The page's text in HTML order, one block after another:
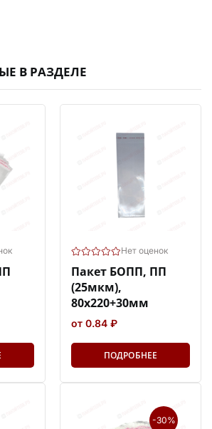
В РАЗДЕЛЕ
Нет оценок
Пакет БОПП, ПП
(25мкм),
80х220+30мм
от 0.84 ₽
ПОДРОБНЕЕ
-30%